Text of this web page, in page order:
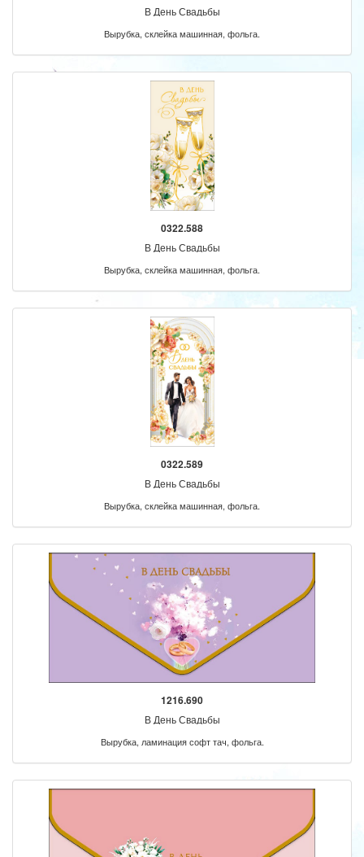
В День Свадьбы
Вырубка, склейка машинная, фольга.
0322.588
В День Свадьбы
Вырубка, склейка машинная, фольга.
0322.589
В День Свадьбы
Вырубка, склейка машинная, фольга.
1216.690
В День Свадьбы
Вырубка, ламинация софт тач, фольга.